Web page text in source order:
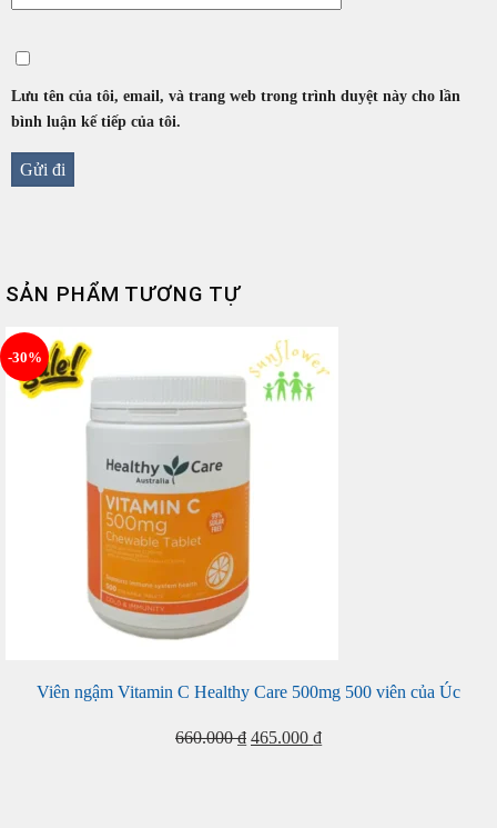
Lưu tên của tôi, email, và trang web trong trình duyệt này cho lần
bình luận kế tiếp của tôi.
SẢN PHẨM TƯƠNG TỰ
-30%
Viên ngậm Vitamin C Healthy Care 500mg 500 viên của Úc
660.000₫ Giá
465.000 ₫Giá